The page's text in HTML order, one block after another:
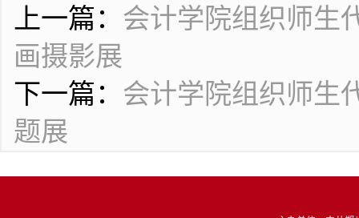
上一篇： 会计学院组织师生
画摄影展
下一篇： 会计学院组织师生
题展